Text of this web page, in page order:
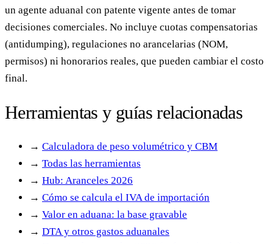
un agente aduanal con patente vigente antes de tomar
decisiones comerciales. No incluye cuotas compensatorias
(antidumping), regulaciones no arancelarias (NOM,
permisos) ni honorarios reales, que pueden cambiar el costo
final.
Herramientas y guías relacionadas
→ Calculadora de peso volumétrico y CBM
→ Todas las herramientas
→ Hub: Aranceles 2026
→ Cómo se calcula el IVA de importación
→ Valor en aduana: la base gravable
→ DTA y otros gastos aduanales